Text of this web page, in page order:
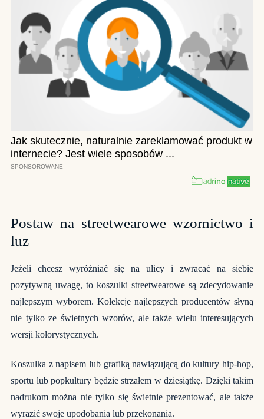
Postaw na streetwearowe wzornictwo i
luz
Jeżeli chcesz wyróżniać się na ulicy i zwracać na siebie
pozytywną uwagę, to koszulki streetwearowe są zdecydowanie
najlepszym wyborem. Kolekcje najlepszych producentów słyną
nie tylko ze świetnych wzorów, ale także wielu interesujących
wersji kolorystycznych.
Koszulka z napisem lub grafiką nawiązującą do kultury hip-hop,
sportu lub popkultury będzie strzałem w dziesiątkę. Dzięki takim
nadrukom można nie tylko się świetnie prezentować, ale także
wyrazić swoje upodobania lub przekonania.